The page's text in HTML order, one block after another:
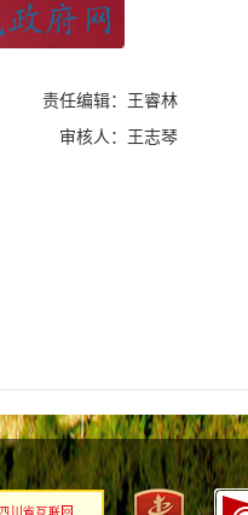
责任编辑：王睿林
审核人：王志琴